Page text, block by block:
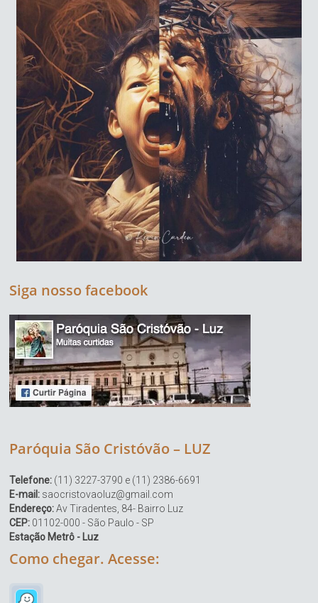
Siga nosso facebook
Paróquia São Cristóvão – LUZ
Telefone: (11) 3227-3790 e (11) 2386-6691
E-mail: saocristovaoluz@gmail.com
Endereço:Av Tiradentes, 84- Bairro Luz
CEP: 01102-000 - São Paulo - SP
Estação Metrô - Luz
Como chegar. Acesse: